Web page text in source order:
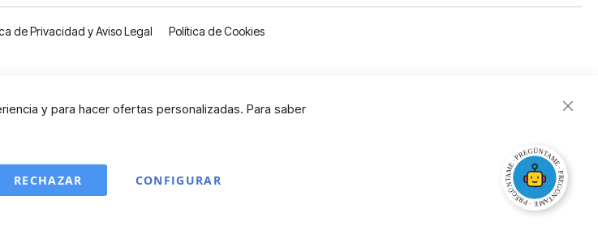
de Privacidad y Aviso Legal Política de Cookies
y para hacer ofertas personalizadas. Para saber
CONFIGURAR
RECHAZAR